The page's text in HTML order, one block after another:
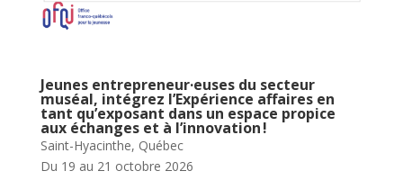
Jeunes entrepreneur·euses du secteur
muséal, intégrez l’Expérience affaires en
tant qu’exposant dans un espace propice
aux échanges et à l’innovation !
Saint-Hyacinthe, Québec
Du 19 au 21 octobre 2026